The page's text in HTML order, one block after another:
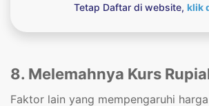
Tetap Daftar di website, klik
8. Melemahnya Kurs
Faktor lain yang mempengaruhi